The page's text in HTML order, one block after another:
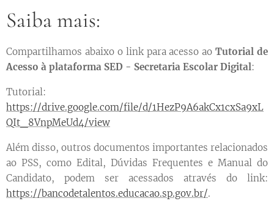
Saiba mais:
Compartilhamos abaixo o link para acesso aoTutorial de
Acesso à plataforma SED - Secretaria Escolar Digital:
Tutorial:
https://drive.google.com/file/d/1HezP9A6akCx1cxSa9xL
QIt_8VnpMeUd4/view
Além disso, outros documentos importantes relacionados
ao PSS, como Edital, Dúvidas Frequentes e Manual do
Candidato, podem ser acessados através do link:
https://bancodetalentos.educacao.sp.gov.br/.